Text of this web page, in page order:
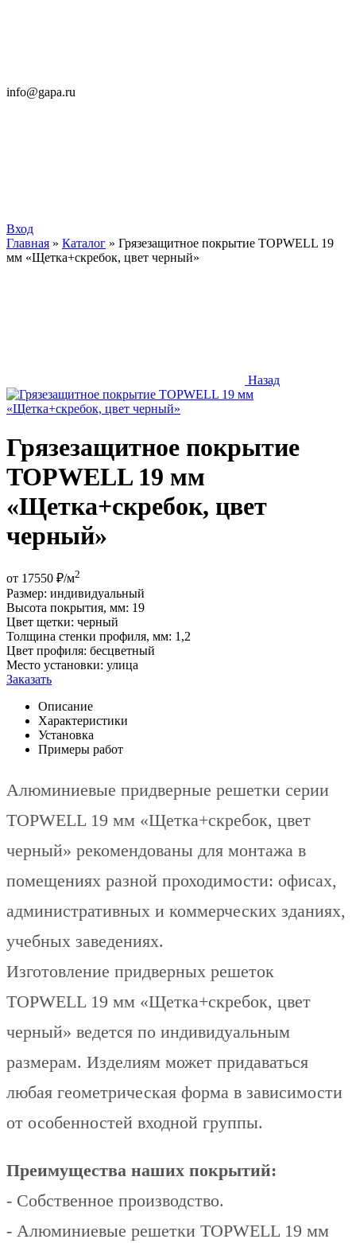
info@gapa.ru
Вход
Главная » Каталог » Грязезащитное покрытие TOPWELL 19
мм «Щетка+скребок, цвет черный»
Назад
Грязезащитное покрытие
TOPWELL 19 мм
«Щетка+скребок, цвет
черный»
от 17550 ₽/м2
Размер: индивидуальный
Высота покрытия, мм: 19
Цвет щетки: черный
Толщина стенки профиля, мм: 1,2
Цвет профиля: бесцветный
Место установки: улица
Заказать
Описание
Характеристики
Установка
Примеры работ
Алюминиевые придверные решетки серии
TOPWELL 19 мм «Щетка+скребок, цвет
черный» рекомендованы для монтажа в
помещениях разной проходимости: офисах,
административных и коммерческих зданиях,
учебных заведениях.
Изготовление придверных решеток
TOPWELL 19 мм «Щетка+скребок, цвет
черный» ведется по индивидуальным
размерам. Изделиям может придаваться
любая геометрическая форма в зависимости
от особенностей входной группы.
Преимущества наших покрытий:
- Собственное производство.
- Алюминиевые решетки TOPWELL 19 мм